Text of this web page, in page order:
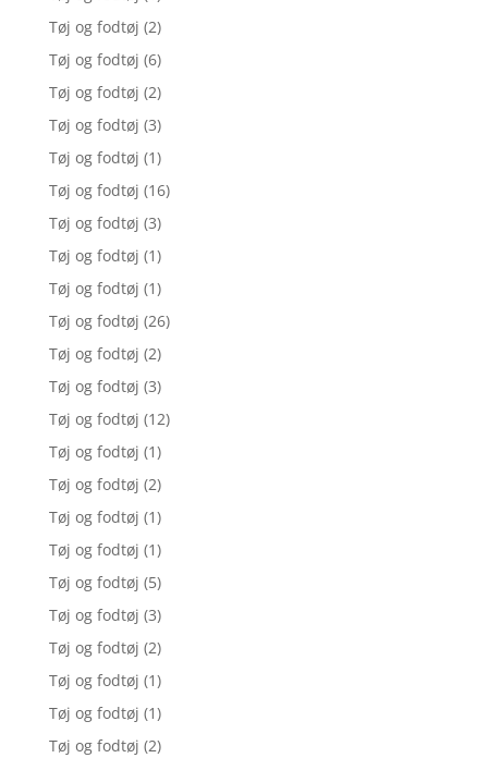
Tøj og fodtøj (2)
Tøj og fodtøj (6)
Tøj og fodtøj (2)
Tøj og fodtøj (3)
Tøj og fodtøj (1)
Tøj og fodtøj (16)
Tøj og fodtøj (3)
Tøj og fodtøj (1)
Tøj og fodtøj (1)
Tøj og fodtøj (26)
Tøj og fodtøj (2)
Tøj og fodtøj (3)
Tøj og fodtøj (12)
Tøj og fodtøj (1)
Tøj og fodtøj (2)
Tøj og fodtøj (1)
Tøj og fodtøj (1)
Tøj og fodtøj (5)
Tøj og fodtøj (3)
Tøj og fodtøj (2)
Tøj og fodtøj (1)
Tøj og fodtøj (1)
Tøj og fodtøj (2)